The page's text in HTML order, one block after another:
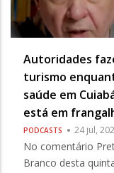
Autoridades
turismo
saúde em
está em
PODCASTS 24 jul,
No comentário
Branco desta